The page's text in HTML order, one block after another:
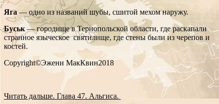
Яга — одно из названий шубы, сшитой мехом наружу.
Буськ — городище в Тернопольской области, где раскапали
странное языческое святилище, где стены были из черепов и
костей.
Copyright©Эжени МакКвин2018
Читать дальше. Глава 47. Альгиса.